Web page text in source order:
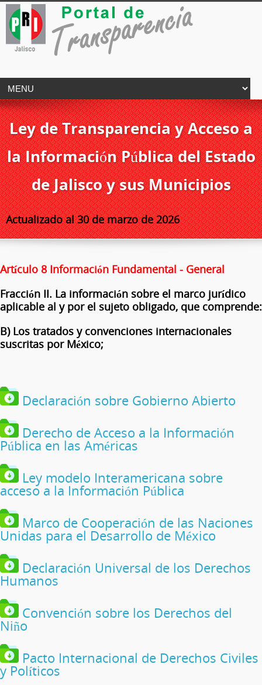
Ley de Transparencia y Acceso a
la Información Pública del Estado
de Jalisco y sus Municipios
Actualizado al 30 de marzo de 2026
Artículo 8 Información Fundamental - General
Fracción II. La información sobre el marco jurídico
aplicable al y por el sujeto obligado, que comprende:
B) Los tratados y convenciones internacionales
suscritas por México;
Declaración sobre Gobierno Abierto
Derecho de Acceso a la Información
Pública en las Américas
Ley modelo Interamericana sobre
acceso a la Información Pública
Marco de Cooperación de las Naciones
Unidas para el Desarrollo de México
Declaración Universal de los Derechos
Humanos
Convención sobre los Derechos del
Niño
Pacto Internacional de Derechos Civiles
y Políticos